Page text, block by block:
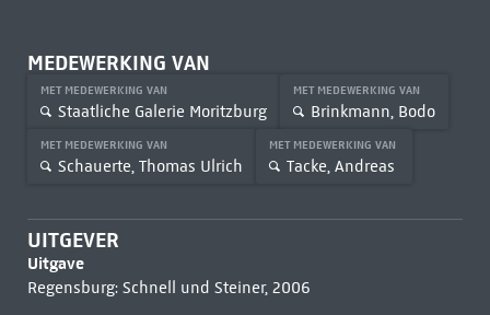
MEDEWERKING VAN
MET MEDEWERKING VAN
Staatliche Galerie Moritzburg
MET MEDEWERKING VAN
Brinkmann, Bodo
MET MEDEWERKING VAN
Schauerte, Thomas Ulrich
MET MEDEWERKING VAN
Tacke, Andreas
UITGEVER
Uitgave
Regensburg: Schnell und Steiner, 2006